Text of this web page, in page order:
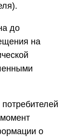
до
на
о